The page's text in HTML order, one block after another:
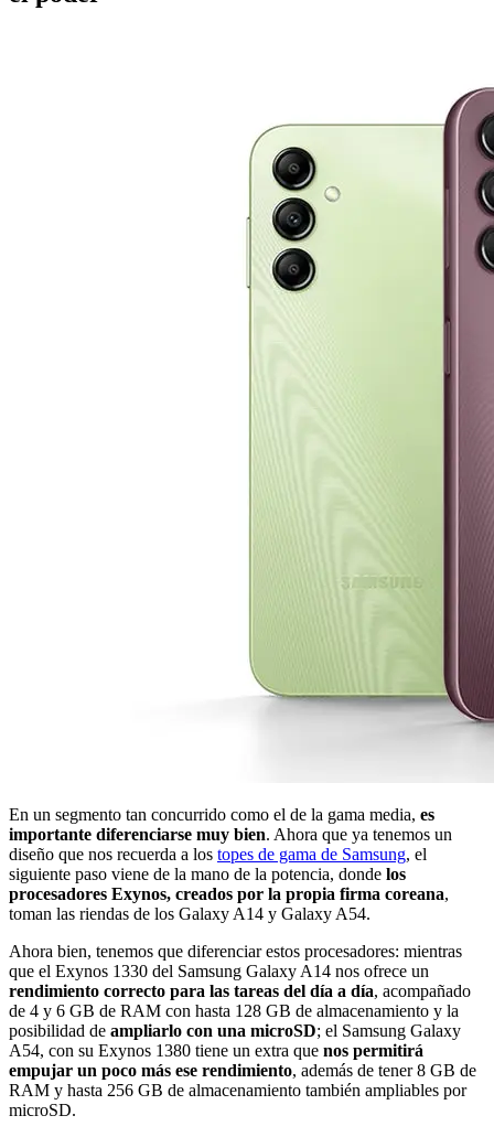
En un segmento tan concurrido como el de la gama media, es
importante diferenciarse muy bien. Ahora que ya tenemos un
diseño que nos recuerda a los topes de gama de Samsung, el
siguiente paso viene de la mano de la potencia, donde los
procesadores Exynos, creados por la propia firma coreana,
toman las riendas de los Galaxy A14 y Galaxy A54.
Ahora bien, tenemos que diferenciar estos procesadores: mientras
que el Exynos 1330 del Samsung Galaxy A14 nos ofrece un
rendimiento correcto para las tareas del día a día, acompañado
de 4 y 6 GB de RAM con hasta 128 GB de almacenamiento y la
posibilidad de ampliarlo con una microSD; el Samsung Galaxy
A54, con su Exynos 1380 tiene un extra que nos permitirá
empujar un poco más ese rendimiento, además de tener 8 GB de
RAM y hasta 256 GB de almacenamiento también ampliables por
microSD.